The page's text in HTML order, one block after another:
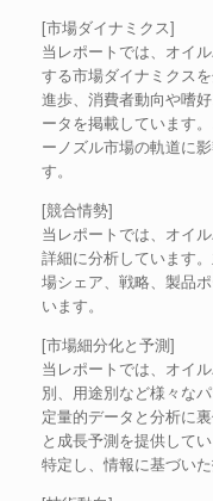
[市場ダイナミクス]
当レポートでは、オイ
する市場ダイナミクス
進歩、消費者動向や嗜
ータを掲載しています
ーノズル市場の軌道に
す。
[競合情勢]
当レポートでは、オイ
詳細に分析しています
場シェア、戦略、製品
います。
[市場細分化と予測]
当レポートでは、オイ
別、用途別など様々な
定量的データと分析に
と成長予測を提供して
特定し、情報に基づい